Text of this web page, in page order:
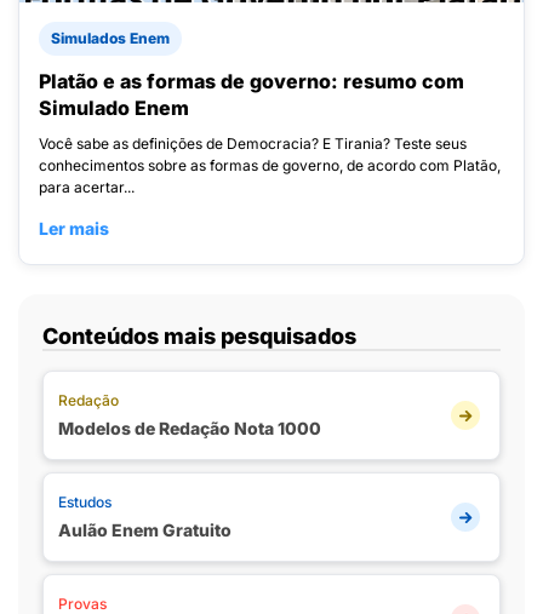
Simulados Enem
Platão e as formas de governo: resumo com
Simulado Enem
Você sabe as definições de Democracia? E Tirania? Teste seus
conhecimentos sobre as formas de governo, de acordo com Platão,
para acertar...
Ler mais
Conteúdos mais pesquisados
Redação
Modelos de Redação Nota 1000
Estudos
Aulão Enem Gratuito
Provas